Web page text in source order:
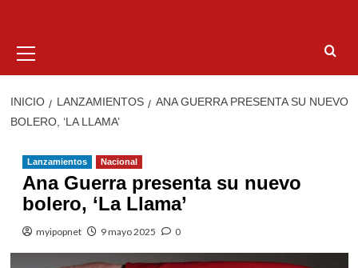
primario
INICIO LANZAMIENTOS
ANA GUERRA PRESENTA SU NUEVO
BOLERO, ‘LA LLAMA’
Lanzamientos Nacional
Ana Guerra presenta su nuevo
bolero, ‘La Llama’
myipopnet 9 mayo 2025 0